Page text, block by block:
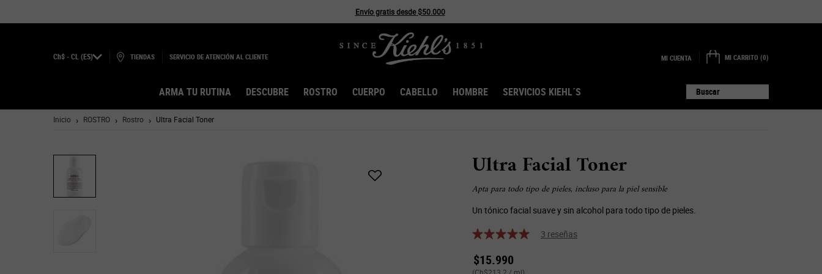
Envío gratis desde $50.000
Ch$ - CL (ES) TIENDAS SERVICIO DE ATENCIÓN AL CLIENTE MI CUENTA MI CARRITO 0
0 PRODUCTO EN EL CARRITO
ARMA TU RUTINA DESCUBRE ROSTRO CUERPO CABELLO HOMBRE SERVICIOS KIEHL´S Buscar
Inicio ROSTRO Rostro Ultra Facial Toner
Ultra Facial Toner
Apta para todo tipo de pieles, incluso para la piel sensible
Un tónico facial suave y sin alcohol para todo tipo de pieles.
3 reseñas
$15.990